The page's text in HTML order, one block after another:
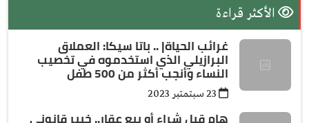
الأكثر قراءة
غرائب الحياة| .. باتا سيكا: العملاق
البرازيلي الذي استخدموه في تخصيب
النساء وأنجب أكثر من 500 طفل